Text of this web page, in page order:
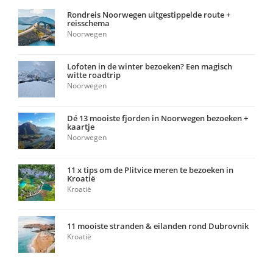
Rondreis Noorwegen uitgestippelde route +
reisschema
Noorwegen
Lofoten in de winter bezoeken? Een magisch
witte roadtrip
Noorwegen
Dé 13 mooiste fjorden in Noorwegen bezoeken +
kaartje
Noorwegen
11 x tips om de Plitvice meren te bezoeken in
Kroatië
Kroatië
11 mooiste stranden & eilanden rond Dubrovnik
Kroatië